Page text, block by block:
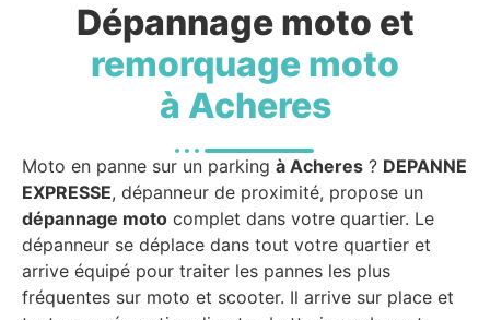
Dépannage moto et
remorquage moto
à Acheres
Moto en panne sur un parking à Acheres ? DEPANNE
EXPRESSE, dépanneur de proximité, propose un
dépannage moto complet dans votre quartier. Le
dépanneur se déplace dans tout votre quartier et
arrive équipé pour traiter les pannes les plus
fréquentes sur moto et scooter. Il arrive sur place et